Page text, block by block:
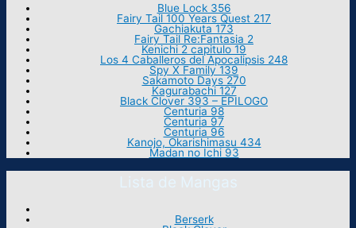
Blue Lock 356
Fairy Tail 100 Years Quest 217
Gachiakuta 173
Fairy Tail Re:Fantasia 2
Kenichi 2 capitulo 19
Los 4 Caballeros del Apocalipsis 248
Spy X Family 139
Sakamoto Days 270
Kagurabachi 127
Black Clover 393 – EPILOGO
Centuria 98
Centuria 97
Centuria 96
Kanojo, Okarishimasu 434
Madan no Ichi 93
Lista de Mangas
Berserk